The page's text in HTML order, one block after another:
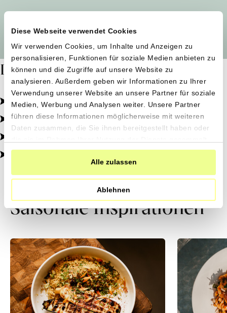
Diese Webseite verwendet Cookies
Wir verwenden Cookies, um Inhalte und Anzeigen zu
personalisieren, Funktionen für soziale Medien anbieten zu
können und die Zugriffe auf unsere Website zu
analysieren. Außerdem geben wir Informationen zu Ihrer
Verwendung unserer Website an unsere Partner für soziale
Medien, Werbung und Analysen weiter. Unsere Partner
führen diese Informationen möglicherweise mit weiteren
Daten zusammen, die Sie ihnen bereitgestellt haben oder
haben.
Alle zulassen
Ablehnen
Dafür stehen wir
Pestizidfrei angebaut, schonend verarbeitet.
Natürliche Zutaten, echter Geschmack.
Von kleinen Höfen, direkt zu dir.
100% transparent, 0% Zusatzstoffe.
Saisonale Inspirationen